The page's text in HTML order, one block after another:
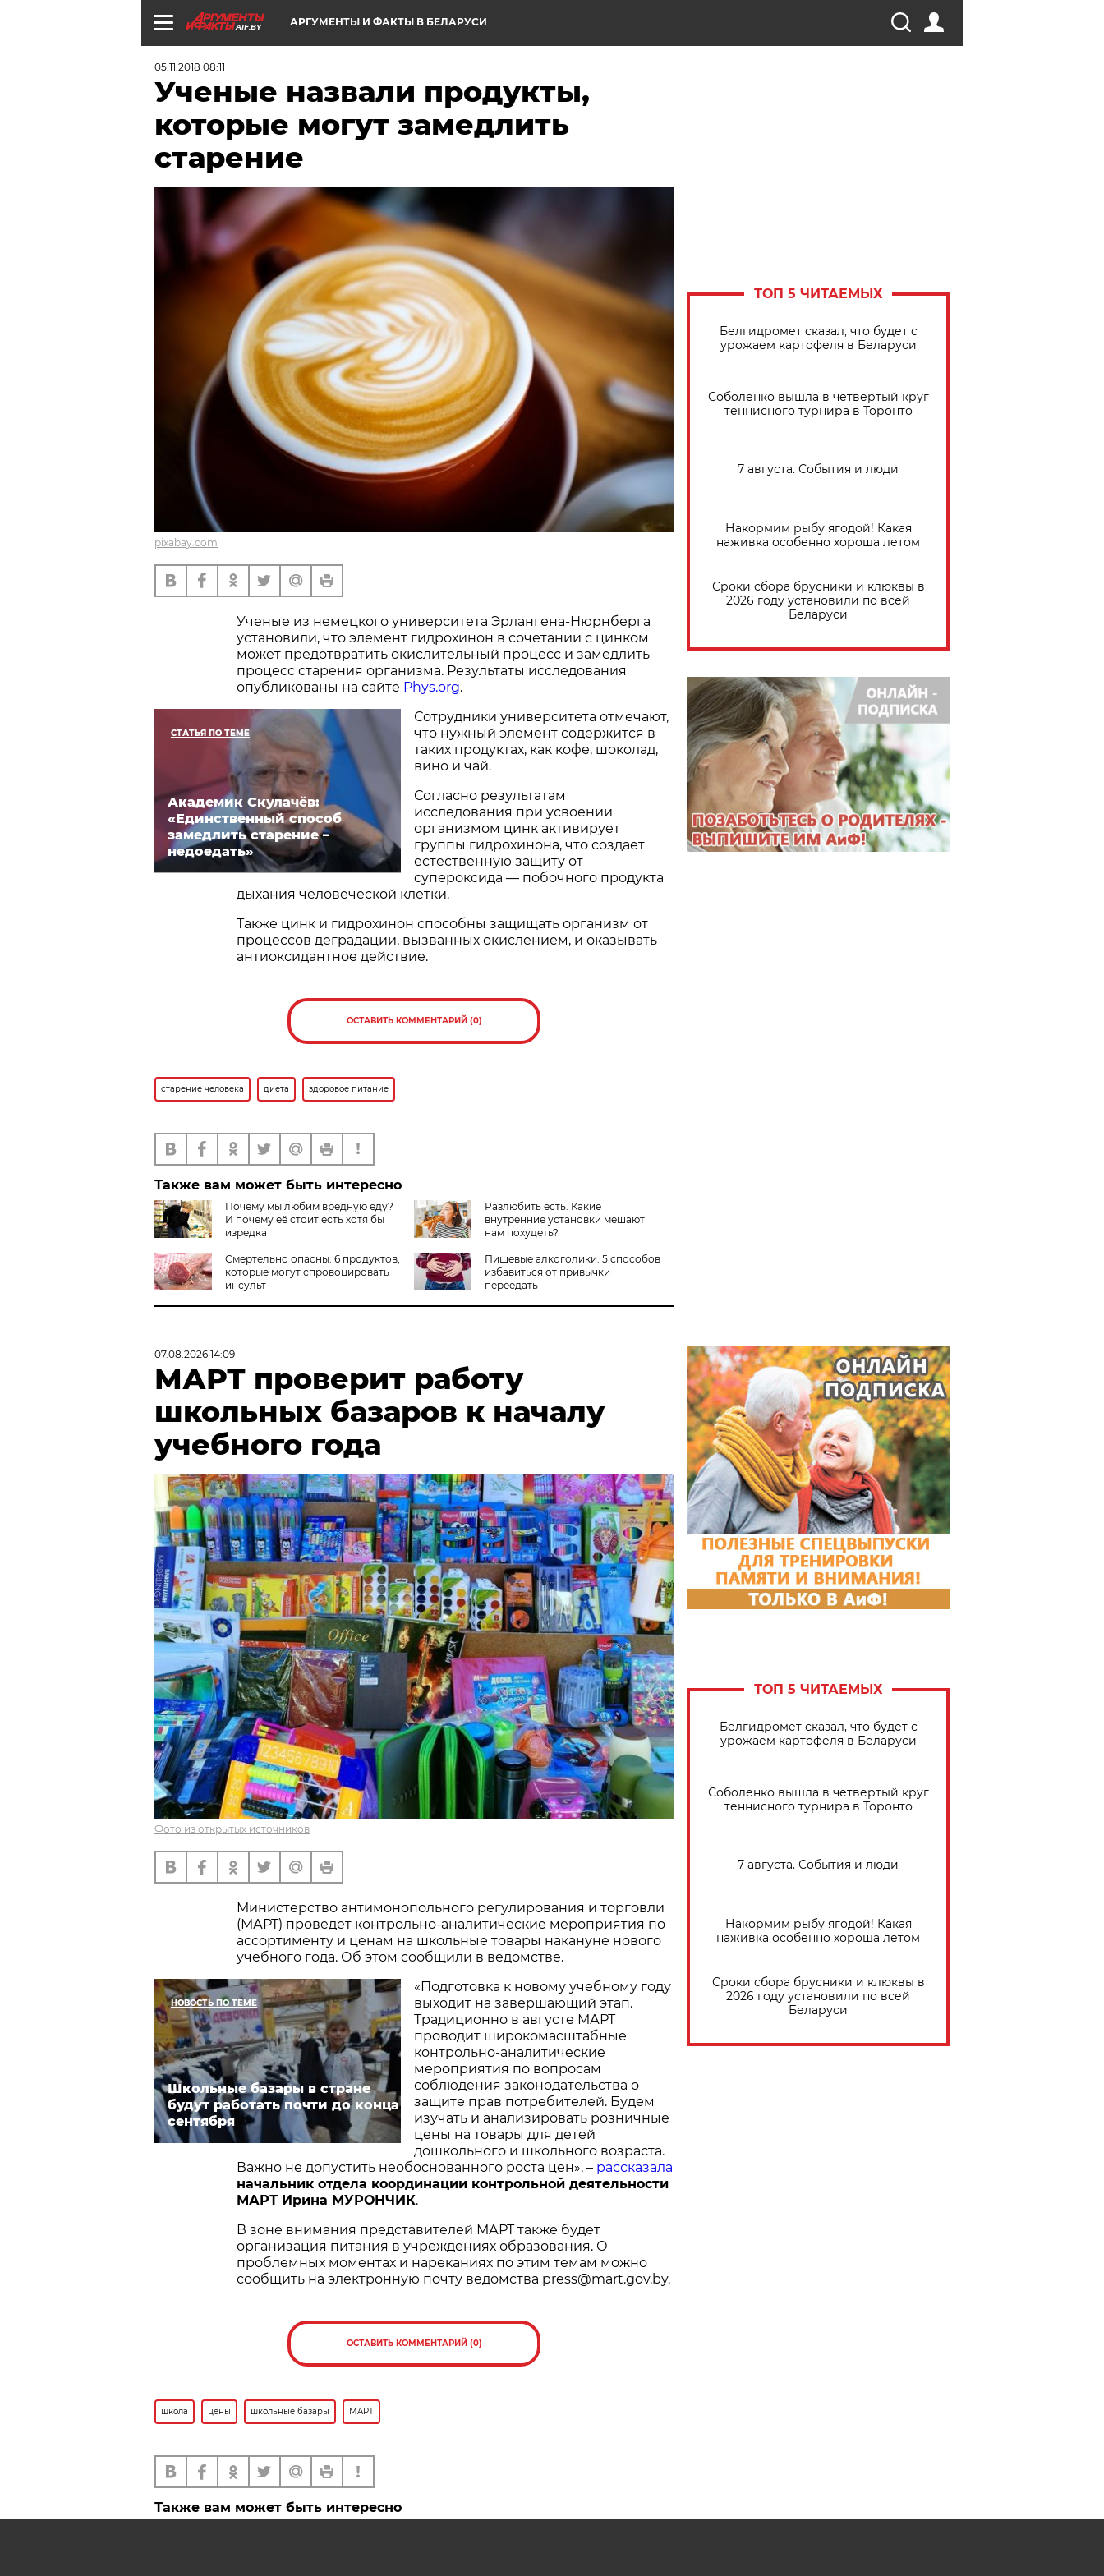
AIF.BY АРГУМЕНТЫ И ФАКТЫ В БЕЛАРУСИ
05.11.2018 08:11
Ученые назвали продукты,
которые могут замедлить
старение
pixabay.com
Ученые из немецкого университета Эрлангена-Нюрнберга
установили, что элемент гидрохинон в сочетании с цинком
может предотвратить окислительный процесс и замедлить
процесс старения организма. Результаты исследования
опубликованы на сайте Phys.org.
СТАТЬЯ ПО ТЕМЕ
Академик Скулачёв:
«Единственный способ
замедлить старение –
недоедать»
Сотрудники университета отмечают,
что нужный элемент содержится в
таких продуктах, как кофе, шоколад,
вино и чай.
Согласно результатам
исследования при усвоении
организмом цинк активирует
группы гидрохинона, что создает
естественную защиту от
супероксида — побочного продукта
дыхания человеческой клетки.
Также цинк и гидрохинон способны защищать организм от
процессов деградации, вызванных окислением, и оказывать
антиоксидантное действие.
ОСТАВИТЬ КОММЕНТАРИЙ (0)
старение человека диета здоровое питание
Также вам может быть интересно
Почему мы любим вредную еду?
И почему её стоит есть хотя бы
изредка
Разлюбить есть. Какие
внутренние установки мешают
нам похудеть?
Смертельно опасны. 6 продуктов,
которые могут спровоцировать
инсульт
Пищевые алкоголики. 5 способов
избавиться от привычки
переедать
ТОП 5 ЧИТАЕМЫХ
Белгидромет сказал, что будет с
урожаем картофеля в Беларуси
Соболенко вышла в четвертый круг
теннисного турнира в Торонто
7 августа. События и люди
Накормим рыбу ягодой! Какая
наживка особенно хороша летом
Сроки сбора брусники и клюквы в
2026 году установили по всей
Беларуси
07.08.2026 14:09
МАРТ проверит работу
школьных базаров к началу
учебного года
Фото из открытых источников
Министерство антимонопольного регулирования и торговли
(МАРТ) проведет контрольно-аналитические мероприятия по
ассортименту и ценам на школьные товары накануне нового
учебного года. Об этом сообщили в ведомстве.
НОВОСТЬ ПО ТЕМЕ
Школьные базары в стране
будут работать почти до конца
сентября
«Подготовка к новому учебному году
выходит на завершающий этап.
Традиционно в августе МАРТ
проводит широкомасштабные
контрольно-аналитические
мероприятия по вопросам
соблюдения законодательства о
защите прав потребителей. Будем
изучать и анализировать розничные
цены на товары для детей
дошкольного и школьного возраста.
Важно не допустить необоснованного роста цен», – рассказала
начальник отдела координации контрольной деятельности
МАРТ Ирина МУРОНЧИК.
В зоне внимания представителей МАРТ также будет
организация питания в учреждениях образования. О
проблемных моментах и нареканиях по этим темам можно
сообщить на электронную почту ведомства press@mart.gov.by.
ОСТАВИТЬ КОММЕНТАРИЙ (0)
школа цены школьные базары МАРТ
Также вам может быть интересно
ТОП 5 ЧИТАЕМЫХ
Белгидромет сказал, что будет с
урожаем картофеля в Беларуси
Соболенко вышла в четвертый круг
теннисного турнира в Торонто
7 августа. События и люди
Накормим рыбу ягодой! Какая
наживка особенно хороша летом
Сроки сбора брусники и клюквы в
2026 году установили по всей
Беларуси